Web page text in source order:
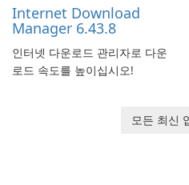
Internet Download
Manager 6.43.8
인터넷 다운로드 관리자로 다운
로드 속도를 높이십시오!
모든 최신